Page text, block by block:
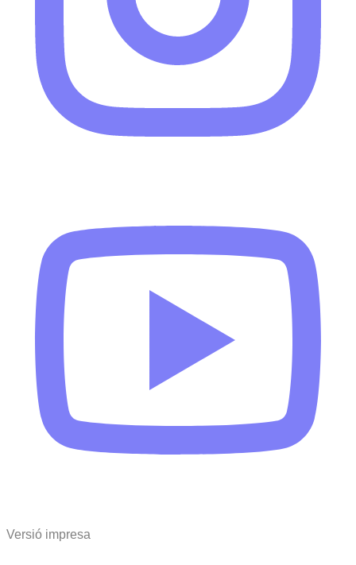
Versió impresa